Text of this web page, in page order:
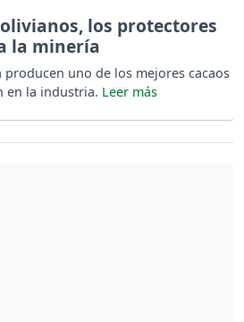
los protectores
la minería
producen uno de los mejores cacaos
en la industria.